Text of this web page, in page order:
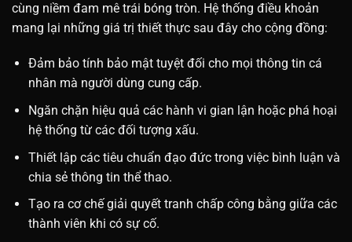
cùng niềm đam mê trái bóng tròn. Hệ thống điều khoản
mang lại những giá trị thiết thực sau đây cho cộng đồng:
Đảm bảo tính bảo mật tuyệt đối cho mọi thông tin cá
nhân mà người dùng cung cấp.
Ngăn chặn hiệu quả các hành vi gian lận hoặc phá hoại
hệ thống từ các đối tượng xấu.
Thiết lập các tiêu chuẩn đạo đức trong việc bình luận và
chia sẻ thông tin thể thao.
Tạo ra cơ chế giải quyết tranh chấp công bằng giữa các
thành viên khi có sự cố.